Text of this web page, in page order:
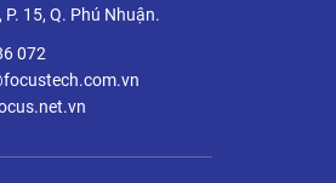
15, Q. Phú Nhuận.
072